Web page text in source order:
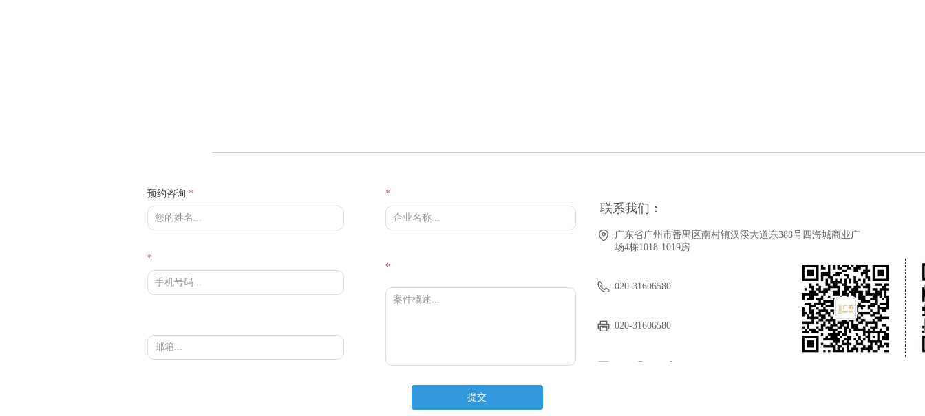
预约咨询 *
*
*
*
提交
地址：
广东省广州市番禺区南村镇汉溪大道东388号四海城商业广
场4栋1018-1019房
电话：
020-31606580
传真：
020-31606580
邮箱：
name@example.xxx
联系我们：